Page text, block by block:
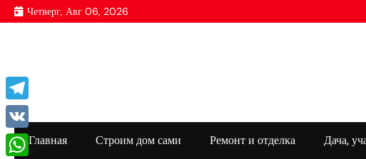
Перейти
к
Четверг, Авг 06, 2026
Главная Строим дом сами Ремонт и отделка Дача,
Telegram
VK